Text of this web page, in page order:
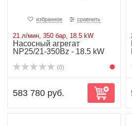
избранное сравнить
21 л/мин, 350 бар, 18.5 kW
Насосный агрегат
NP25/21-350Bz - 18.5 kW
(0)
583 780 руб.